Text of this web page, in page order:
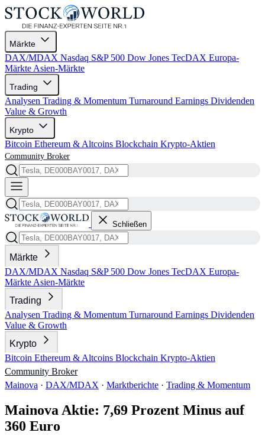
Märkte
DAX/MDAX Nasdaq S&P 500 Dow Jones TecDAX Europa-
Märkte Asien-Märkte
Trading
Analysen Trading & Momentum Turnaround Earnings Dividenden
Value & Growth
Krypto
Bitcoin Ethereum & Altcoins Blockchain Krypto-Aktien
Community Broker
Schließen
Märkte
DAX/MDAX Nasdaq S&P 500 Dow Jones TecDAX Europa-
Märkte Asien-Märkte
Trading
Analysen Trading & Momentum Turnaround Earnings Dividenden
Value & Growth
Krypto
Bitcoin Ethereum & Altcoins Blockchain Krypto-Aktien
Community Broker
Mainova · DAX/MDAX · Marktberichte · Trading & Momentum
Mainova Aktie: 7,69 Prozent Minus auf
360 Euro